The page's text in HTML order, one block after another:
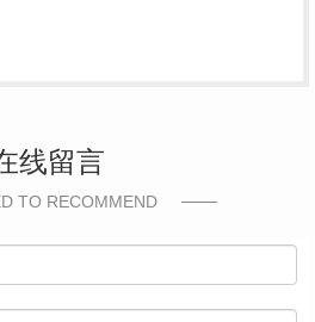
线留言
TO RECOMMEND